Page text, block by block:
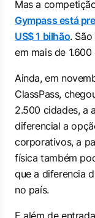
Mas a
Gympass está
US$ 1 bilhão.
em mais de
Ainda, em
ClassPass,
2.500 cidades, a
diferencial a
corporativos, a
física também
que a diferencia
no país.
E além de